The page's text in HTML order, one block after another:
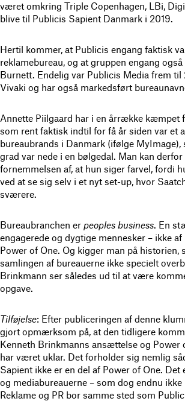
været omkring Triple Copenhagen, LBi,
blive til Publicis Sapient Danmark i 2019.
Hertil kommer, at Publicis engang faktisk
reklamebureau, og at gruppen engang
Burnett. Endelig var Publicis Media frem til
Vivaki og har også markedsført
Annette Piilgaard har i en årrække kæmpet
som rent faktisk indtil for få år siden var et
bureaubrands i Danmark (ifølge MyImage),
grad var nede i en bølgedal. Man kan
fornemmelsen af, at hun siger farvel, fordi
ved at se sig selv i et nyt set-up, hvor
sværere.
Bureaubranchen er peoples business. En
engagerede og dygtige mennesker – ikke
Power of One. Og kigger man på historien,
samlingen af bureauerne ikke specielt
Brinkmann ser således ud til at være
opgave.
Tilføjelse: Efter publiceringen af denne
gjort opmærksom på, at den tidligere
Kenneth Brinkmanns ansættelse og Power
har været uklar. Det forholder sig nemlig
Sapient ikke er en del af Power of One. Det
og mediabureauerne – som dog endnu ikke
Reklame og PR bor samme sted som